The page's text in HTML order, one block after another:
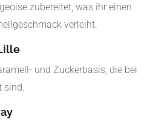
zubereitet, was ihr einen
verleiht.
und Zuckerbasis, die bei